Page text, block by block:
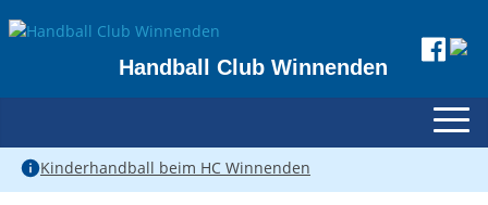
Handball Club Winnenden
Kinderhandball beim HC Winnenden